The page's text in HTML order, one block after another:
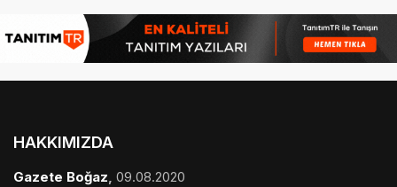
HAKKIMIZDA
Gazete Boğaz, 09.08.2020